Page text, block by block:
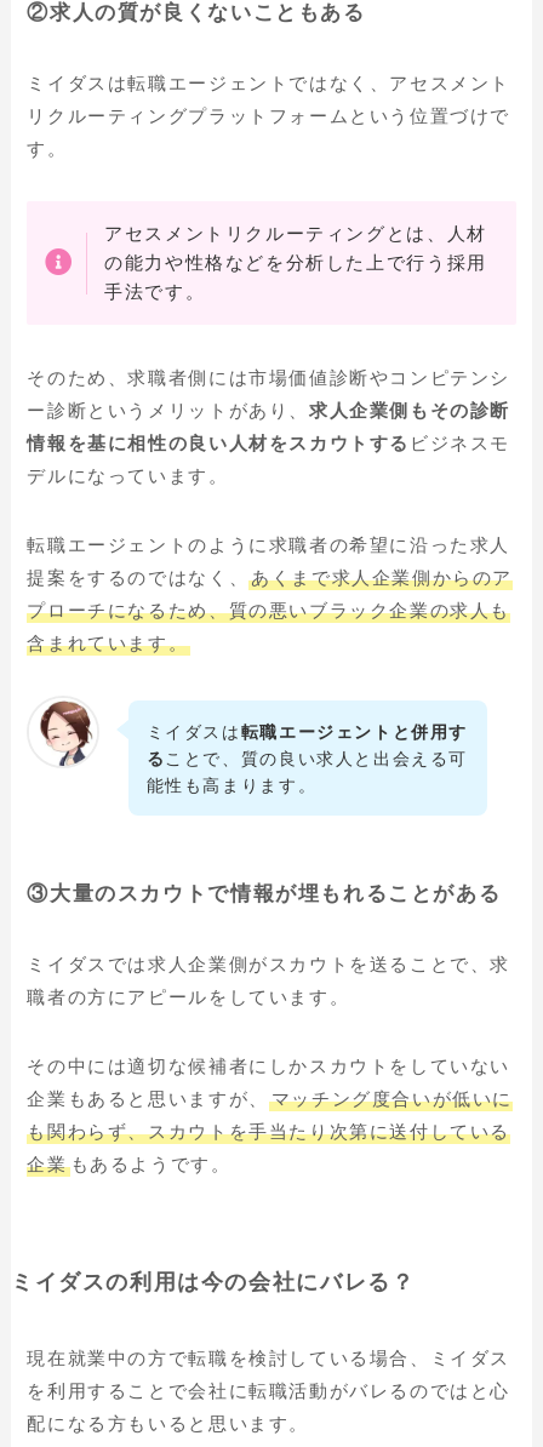
②求人の質が良くないこともある
ミイダスは転職エージェントではなく、アセスメント
リクルーティングプラットフォームという位置づけで
す。
アセスメントリクルーティングとは、人材
の能力や性格などを分析した上で行う採用
手法です。
そのため、求職者側には市場価値診断やコンピテンシ
ー診断というメリットがあり、 求人企業側もその診断
情報を基に相性の良い人材をスカウトする ビジネスモ
デルになっています。
転職エージェントのように求職者の希望に沿った求人
提案をするのではなく、あくまで求人企業側からのア
プローチになるため、質の悪いブラック企業の求人も
含まれています。
ミイダスは転職エージェントと併用す
る ことで、質の良い求人と出会える可
能性も高まります。
③大量のスカウトで情報が埋もれることがある
ミイダスでは求人企業側がスカウトを送ることで、求
職者の方にアピールをしています。
その中には適切な候補者にしかスカウトをしていない
企業もあると思いますが、
マッチング度合いが低いに
も関わらず、スカウトを手当たり次第に送付している
企業もあるようです。
ミイダスの利用は今の会社にバレる？
現在就業中の方で転職を検討している場合、ミイダス
を利用することで会社に転職活動がバレるのではと心
配になる方もいると思います。